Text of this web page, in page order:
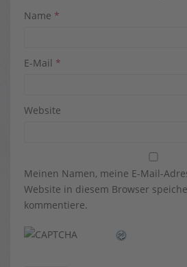
Name *
E-Mail *
Website
Meinen Namen, meine E-Mail-
Website in diesem Browser
kommentiere.